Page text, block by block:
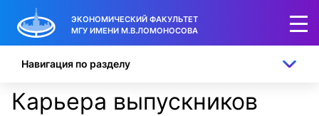
ЭКОНОМИЧЕСКИЙ ФАКУЛЬТЕТ
МГУ ИМЕНИ М.В.ЛОМОНОСОВА
Карьера выпускников
Навигация по разделу